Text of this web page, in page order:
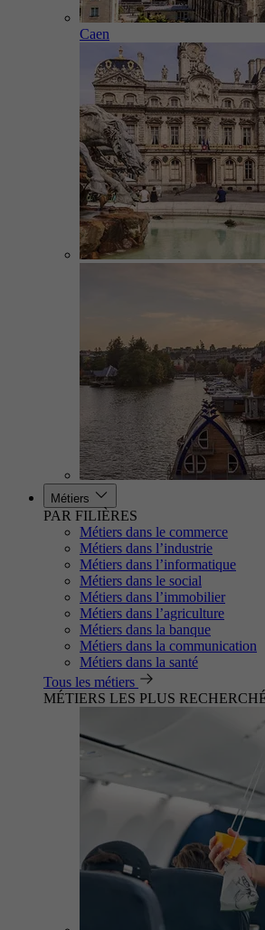
Caen
Métiers
PAR FILIÈRES
Métiers dans le commerce
Métiers dans l’industrie
Métiers dans l’informatique
Métiers dans le social
Métiers dans l’immobilier
Métiers dans l’agriculture
Métiers dans la banque
Métiers dans la communication
Métiers dans la santé
Tous les métiers
MÉTIERS LES PLUS